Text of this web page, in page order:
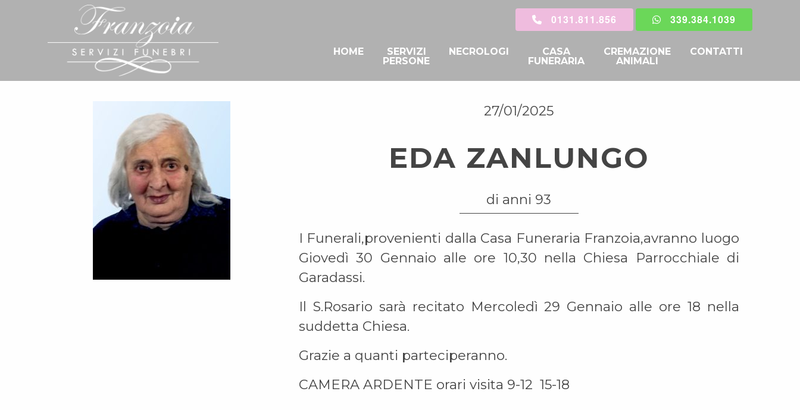
0131.811.856 339.384.1039
HOME
SERVIZI
PERSONE
NECROLOGI
CASA
FUNERARIA
CREMAZIONE
ANIMALI
CONTATTI
27/01/2025
EDA ZANLUNGO
di anni 93
I Funerali,provenienti dalla Casa Funeraria Franzoia,avranno luogo
Giovedì 30 Gennaio alle ore 10,30 nella Chiesa Parrocchiale di
Garadassi.
Il S.Rosario sarà recitato Mercoledì 29 Gennaio alle ore 18 nella
suddetta Chiesa.
Grazie a quanti parteciperanno.
CAMERA ARDENTE orari visita 9-12 15-18